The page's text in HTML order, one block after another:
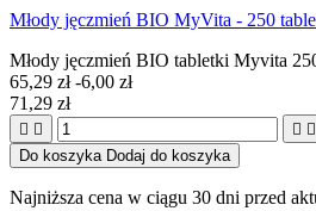
Młody jęczmień BIO MyVita - 250
Młody jęczmień BIO tabletki Myvita
65,29 zł-6,00 zł
71,29 zł
   
Do koszyka Dodaj do koszyka
Najniższa cena w ciągu 30 dni przed